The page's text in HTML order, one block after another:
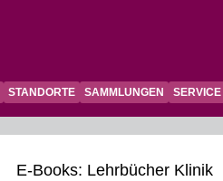
STANDORTE SAMMLUNGEN SERVICE
E-Books: Lehrbücher Klinik